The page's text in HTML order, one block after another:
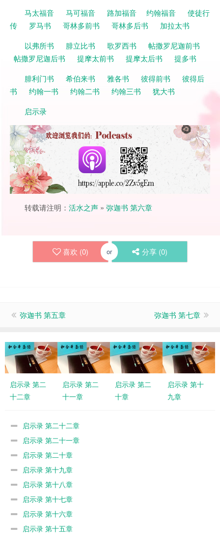
马太福音 马可福音 路加福音 约翰福音
使徒行
传
罗马书 哥林多前书 哥林多后书
加拉太书
以弗所书
腓立比书 歌罗西书
帖撒罗尼迦前书
帖撒罗尼迦后书
提摩太前书 提摩太后书
提多书
腓利门书
希伯来书 雅各书 彼得前书
彼得后
书
约翰一书 约翰二书 约翰三书
犹大书
启示录
转载请注明： 活水之声 » 弥迦书 第六章
喜欢 (0) or 分享 (0)
弥迦书 第五章 弥迦书 第七章
启示录 第二
十二章
启示录 第二
十一章
启示录 第二
十章
启示录 第十
九章
启示录 第二十二章
启示录 第二十一章
启示录 第二十章
启示录 第十九章
启示录 第十八章
启示录 第十七章
启示录 第十六章
启示录 第十五章